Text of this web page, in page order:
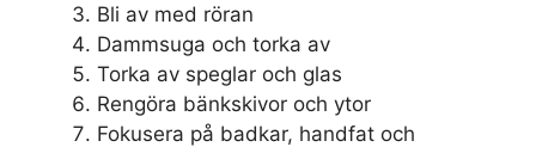
Bli av med röran
Dammsuga och torka av
Torka av speglar och glas
Rengöra bänkskivor och ytor
Fokusera på badkar, handfat och